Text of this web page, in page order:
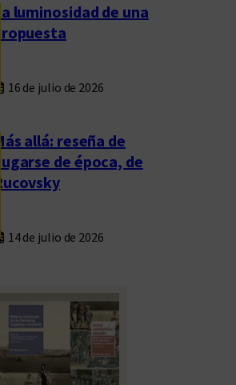
La luminosidad de una
propuesta
16 de julio de 2026
Más allá: reseña de
Fugarse de época, de
Rucovsky
14 de julio de 2026